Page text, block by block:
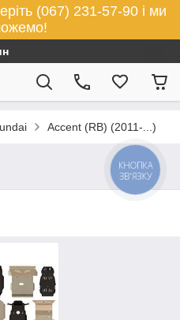
(067) 231-57-90 і ми
Accent (RB) (2011-...)
КНОПКА
ЗВ'ЯЗКУ